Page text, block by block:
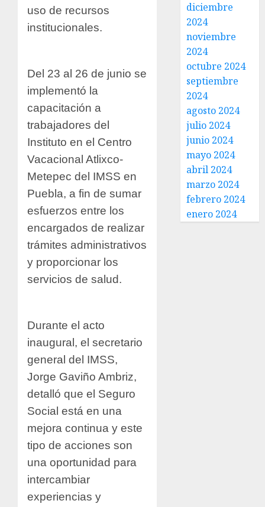
uso de recursos
institucionales.
Del 23 al 26 de junio se
implementó la
capacitación a
trabajadores del
Instituto en el Centro
Vacacional Atlixco-
Metepec del IMSS en
Puebla, a fin de sumar
esfuerzos entre los
encargados de realizar
trámites administrativos
y proporcionar los
servicios de salud.
Durante el acto
inaugural, el secretario
general del IMSS,
Jorge Gaviño Ambriz,
detalló que el Seguro
Social está en una
mejora continua y este
tipo de acciones son
una oportunidad para
intercambiar
experiencias y
diciembre
2024
noviembre
2024
octubre 2024
septiembre
2024
agosto 2024
julio 2024
junio 2024
mayo 2024
abril 2024
marzo 2024
febrero 2024
enero 2024